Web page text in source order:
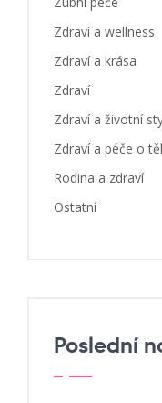
Zdraví a wellness
Zdraví a krása
Zdraví
Zdraví a životní
Zdraví a péče o
Rodina a zdraví
Ostatní
Poslední